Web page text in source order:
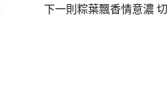
下一則粽葉飄香情意濃